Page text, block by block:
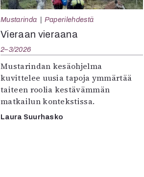
Mustarinda Paperilehdestä
Vieraan vieraana
2–3/2026
Mustarindan kesäohjelma
kuvittelee uusia tapoja ymmärtää
taiteen roolia kestävämmän
matkailun kontekstissa.
Laura Suurhasko